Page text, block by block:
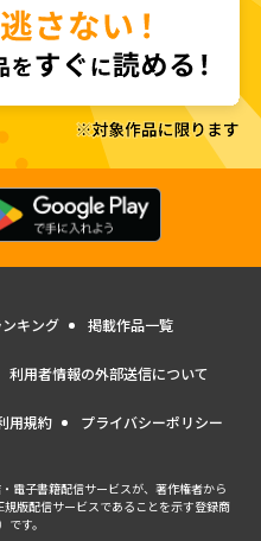
ンキング 掲載作品一覧
利用者情報の外部送信について
用規約 プライバシーポリシー
電子書籍配信サービスが、著作権者から
版配信サービスであることを示す登録商
す。